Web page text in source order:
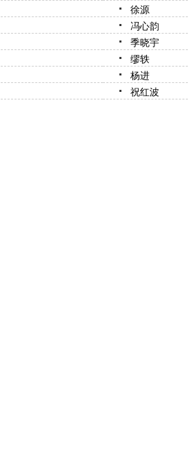
徐源
冯心韵
季晓宇
缪轶
杨进
祝红波